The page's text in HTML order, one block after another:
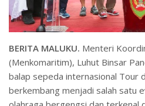
BERITA MALUKU. Menteri
(Menkomaritim), Luhut Binsar
balap sepeda internasional Tour
berkembang menjadi salah satu